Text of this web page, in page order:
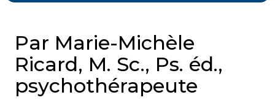
Par Marie-Michèle
Ricard, M. Sc., Ps. éd.,
psychothérapeute
la
FK
*